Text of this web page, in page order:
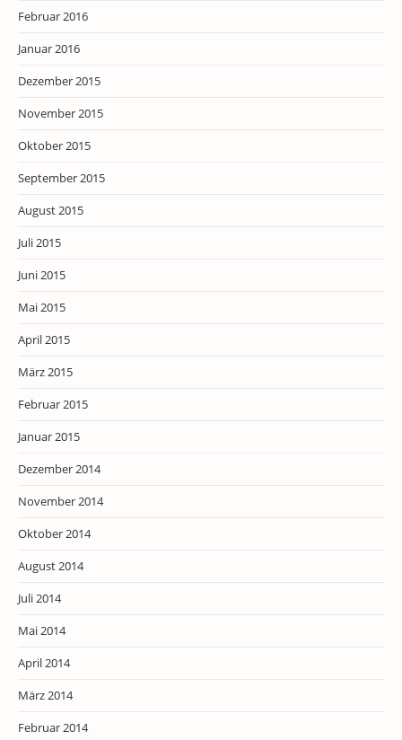
Februar 2016
Januar 2016
Dezember 2015
November 2015
Oktober 2015
September 2015
August 2015
Juli 2015
Juni 2015
Mai 2015
April 2015
März 2015
Februar 2015
Januar 2015
Dezember 2014
November 2014
Oktober 2014
August 2014
Juli 2014
Mai 2014
April 2014
März 2014
Februar 2014